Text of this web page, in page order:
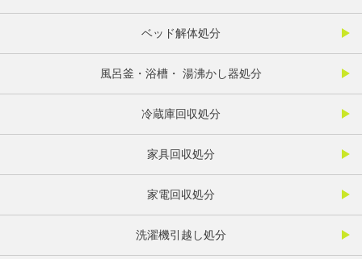
ベッド解体処分
風呂釜・浴槽・ 湯沸かし器処分
冷蔵庫回収処分
家具回収処分
家電回収処分
洗濯機引越し処分